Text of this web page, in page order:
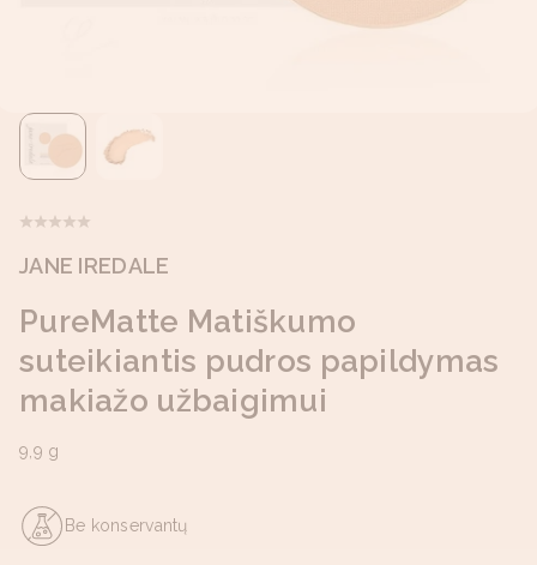
JANE IREDALE
PureMatte Matiškumo
suteikiantis pudros papildymas
makiažo užbaigimui
9,9 g
Be konservantų